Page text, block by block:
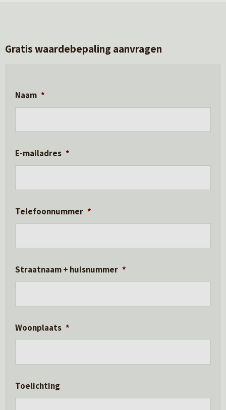
Gratis waardebepaling aanvragen
Naam *
E-mailadres *
Telefoonnummer *
Straatnaam + huisnummer *
Woonplaats *
Toelichting